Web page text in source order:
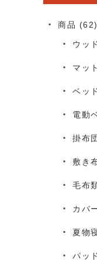
商品 (62)
ウッ
マッ
ベッ
電動
掛布団
敷き
毛布
カバ
夏物
パッ